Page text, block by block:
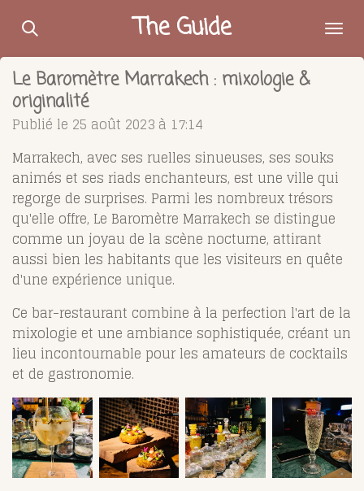
Passer
contenu
principal
The Guide
Le Baromètre Marrakech : mixologie &
originalité
Publié le 25 août 2023 à 17:14
Marrakech, avec ses ruelles sinueuses, ses souks
animés et ses riads enchanteurs, est une ville qui
regorge de surprises. Parmi les nombreux trésors
qu'elle offre, Le Baromètre Marrakech se distingue
comme un joyau de la scène nocturne, attirant
aussi bien les habitants que les visiteurs en quête
d'une expérience unique.
Ce bar-restaurant combine à la perfection l'art de la
mixologie et une ambiance sophistiquée, créant un
lieu incontournable pour les amateurs de cocktails
et de gastronomie.